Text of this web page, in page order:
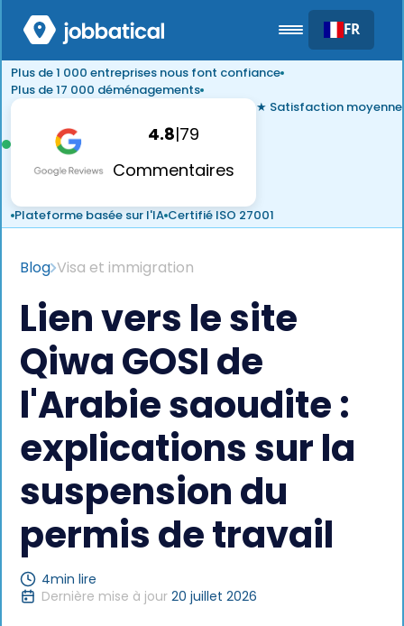
FR
Plus de 1 000 entreprises nous font confiance
Plus de 17 000 déménagements
4.8|79
Commentaires
★ Satisfaction moyenne
Plateforme basée sur l'IA Certifié ISO 27001
Blog Visa et immigration
Lien vers le site
Qiwa GOSI de
l'Arabie saoudite :
explications sur la
suspension du
permis de travail
4min lire
Dernière mise à jour 20 juillet 2026